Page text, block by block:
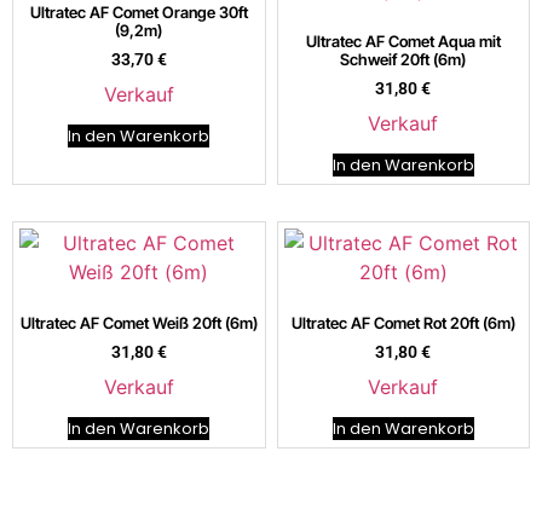
Ultratec AF Comet Orange 30ft
(9,2m)
33,70€
Verkauf
In den Warenkorb
Ultratec AF Comet Aqua mit
Schweif 20ft (6m)
31,80€
Verkauf
In den Warenkorb
Ultratec AF Comet Weiß 20ft (6m)
31,80€
Verkauf
In den Warenkorb
Ultratec AF Comet Rot 20ft (6m)
31,80€
Verkauf
In den Warenkorb